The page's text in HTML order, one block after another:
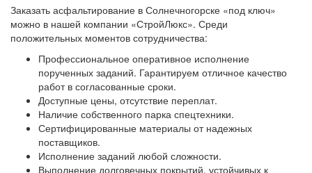
Заказать асфальтирование в Солнечногорске «под ключ»
можно в нашей компании «СтройЛюкс». Среди
положительных моментов сотрудничества:
Профессиональное оперативное исполнение
порученных заданий. Гарантируем отличное качество
работ в согласованные сроки.
Доступные цены, отсутствие переплат.
Наличие собственного парка спецтехники.
Сертифицированные материалы от надежных
поставщиков.
Исполнение заданий любой сложности.
Выполнение долговечных покрытий, устойчивых к